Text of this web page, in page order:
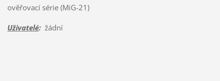
ověřovací série (MiG-21)
Uživatelé:žádní